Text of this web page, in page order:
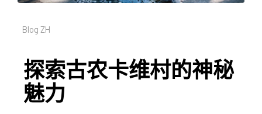
Blog ZH
探索古农卡维村的神秘
魅力